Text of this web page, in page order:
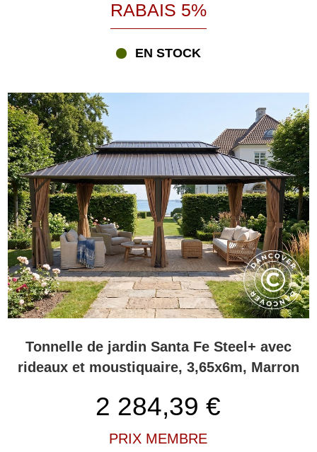
crée un espace extérieur confortable, élégant et protégé, dont
vous pourrez profiter pendant une grande partie de l'année.
espace convivial pour partager vos repas en plein air ou d'un lieu
Découvrez notre large gamme de tonnelles de jardin et laissez-
vous inspirer par des modèles alliant dimensions adaptées,
matériaux durables et un design soigné pour transformer
durablement votre terrasse ou votre jardin en un espace de vie
extérieur aussi esthétique que fonctionnel.
RABAIS 5%
EN STOCK
Tonnelle de jardin Santa Fe Steel+ avec
rideaux et moustiquaire, 3,65x6m, Marron
2 284,39 €
PRIX MEMBRE